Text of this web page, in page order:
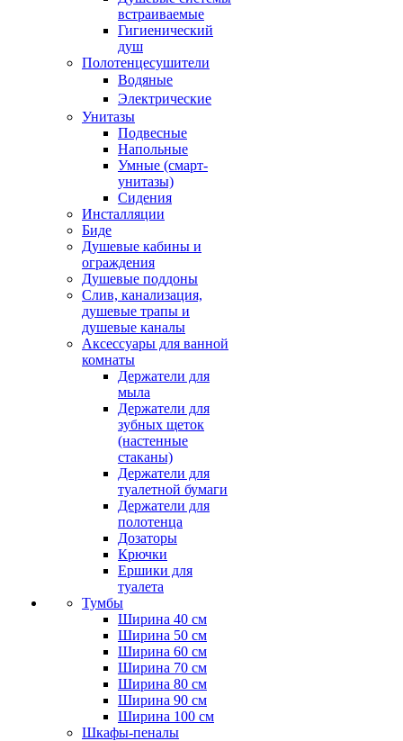
встраиваемые
Гигиенический
душ
Полотенцесушители
ㅤВодяные
ㅤЭлектрические
Унитазы
Подвесные
Напольные
Умные (смарт-
унитазы)
Сидения
Инсталляции
Биде
Душевые кабины и
ограждения
Душевые поддоны
Слив, канализация,
душевые трапы и
душевые каналы
Аксессуары для ванной
комнаты
Держатели для
мыла
Держатели для
зубных щеток
(настенные
стаканы)
Держатели для
туалетной бумаги
Держатели для
полотенца
Дозаторы
Крючки
Ершики для
туалета
Тумбы
Ширина 40 см
Ширина 50 см
Ширина 60 см
Ширина 70 см
Ширина 80 см
Ширина 90 см
Ширина 100 см
Шкафы-пеналы